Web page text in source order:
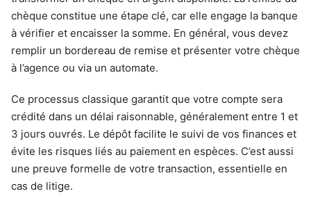
chèque constitue une étape clé, car elle engage la banque
à vérifier et encaisser la somme. En général, vous devez
remplir un bordereau de remise et présenter votre chèque
à l’agence ou via un automate.
Ce processus classique garantit que votre compte sera
crédité dans un délai raisonnable, généralement entre 1 et
3 jours ouvrés. Le dépôt facilite le suivi de vos finances et
évite les risques liés au paiement en espèces. C’est aussi
une preuve formelle de votre transaction, essentielle en
cas de litige.